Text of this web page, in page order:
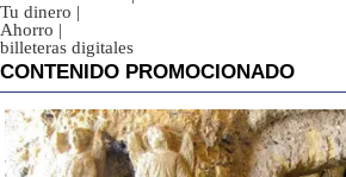
Tu dinero |
Ahorro |
billeteras digitales